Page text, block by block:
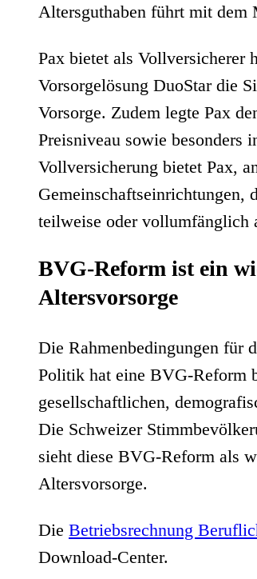
Altersguthaben führt mit dem
Pax bietet als Vollversicherer
Vorsorgelösung DuoStar die
Vorsorge. Zudem legte Pax
Preisniveau sowie besonders
Vollversicherung bietet Pax,
teilweise oder vollumfänglich
BVG-Reform ist ein
Altersvorsorge
Die Rahmenbedingungen für
Politik hat eine BVG-Reform
gesellschaftlichen,
Die Schweizer
sieht diese BVG-Reform als
Altersvorsorge.
Die Betriebsrechnung
Download-Center.